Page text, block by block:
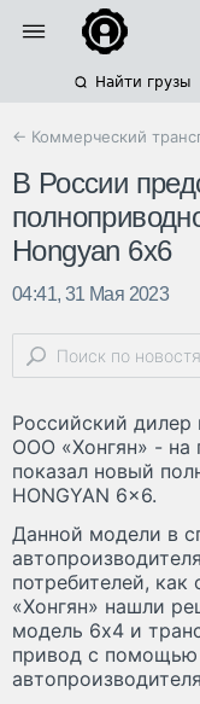
Найти грузы
← Коммерческий
В России
Hongyan 6x6
04:41, 31 Мая 2023
Российский дилер
ООО «Хонгян» -
показал новый
HONGYAN 6×6.
Данной модели в
потребителей,
«Хонгян» нашли
модель 6х4 и
привод с помощью